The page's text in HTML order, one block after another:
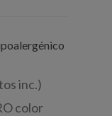
inc.)
color